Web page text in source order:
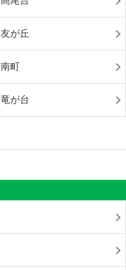
友が丘
南町
竜が台